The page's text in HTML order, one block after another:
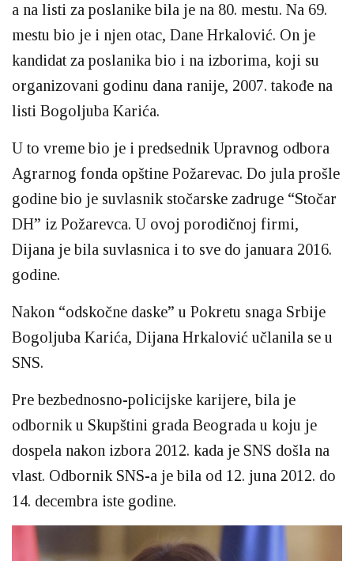
a na listi za poslanike bila je na 80. mestu. Na 69.
mestu bio je i njen otac, Dane Hrkalović. On je
kandidat za poslanika bio i na izborima, koji su
organizovani godinu dana ranije, 2007. takođe na
listi Bogoljuba Karića.
U to vreme bio je i predsednik Upravnog odbora
Agrarnog fonda opštine Požarevac. Do jula prošle
godine bio je suvlasnik stočarske zadruge “Stočar
DH” iz Požarevca. U ovoj porodičnoj firmi,
Dijana je bila suvlasnica i to sve do januara 2016.
godine.
Nakon “odskočne daske” u Pokretu snaga Srbije
Bogoljuba Karića, Dijana Hrkalović učlanila se u
SNS.
Pre bezbednosno-policijske karijere, bila je
odbornik u Skupštini grada Beograda u koju je
dospela nakon izbora 2012. kada je SNS došla na
vlast. Odbornik SNS-a je bila od 12. juna 2012. do
14. decembra iste godine.